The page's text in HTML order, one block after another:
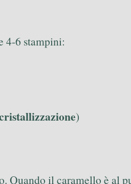
4-6 stampini:
)
Quando il caramello è al